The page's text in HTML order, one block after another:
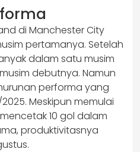
di Manchester City
pertamanya. Setelah
dalam satu musim
debutnya. Namun
performa yang
Meskipun memulai
10 gol dalam
produktivitasnya